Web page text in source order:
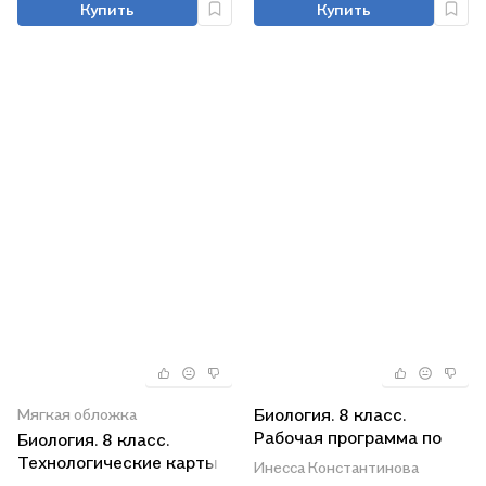
Купить
жизни", "Живой организм"
Купить
Мягкая обложка
Биология. 8 класс.
Технологические карты
Биология. 8 класс.
Рабочая программа по
учебнику Н.И. Сонина, В.Б.
Инесса Константинова